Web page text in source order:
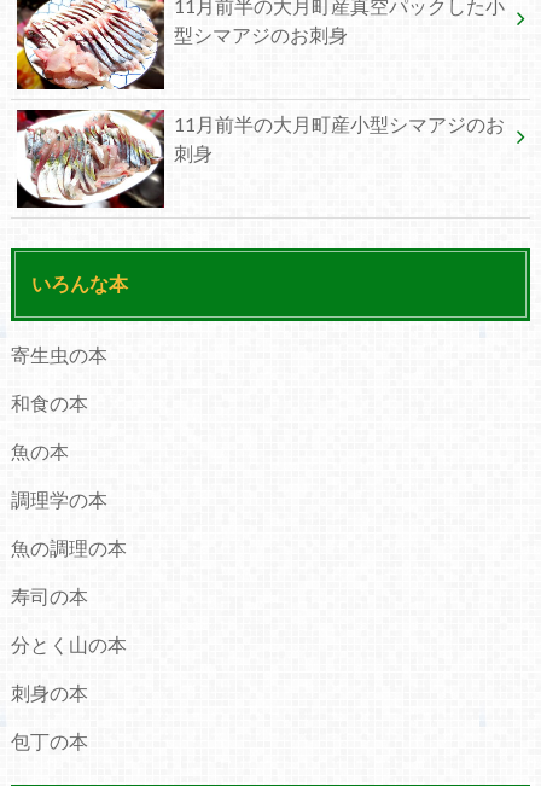
11月前半の大月町産真空パックした小
型シマアジのお刺身
11月前半の大月町産小型シマアジのお
刺身
いろんな本
寄生虫の本
和食の本
魚の本
調理学の本
魚の調理の本
寿司の本
分とく山の本
刺身の本
包丁の本